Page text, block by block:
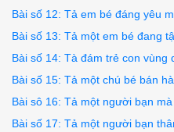
Bài số 12: Tả em bé đáng yêu
Bài số 13: Tả một em bé đang
Bài số 14: Tà đám trẻ con vùng
Bài số 15: Tả một chú bé bán
Bài sô 16: Tả một người bạn
Bài số 17: Tả một người bạn